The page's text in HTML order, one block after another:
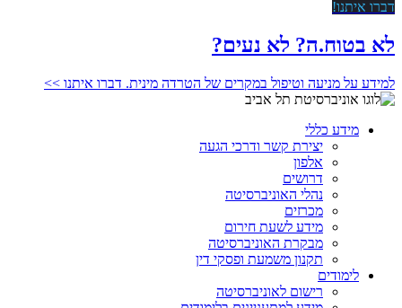
דברו איתנו!
לא בטוח.ה? לא נעים?
למידע על מניעה וטיפול במקרים של הטרדה מינית. דברו איתנו >>
מידע כללי
יצירת קשר ודרכי הגעה
אלפון
דרושים
נהלי האוניברסיטה
מכרזים
מידע לשעת חירום
מבקרת האוניברסיטה
תקנון משמעת ופסקי דין
לימודים
רישום לאוניברסיטה